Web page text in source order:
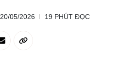
20/05/2026 19 PHÚT ĐỌC